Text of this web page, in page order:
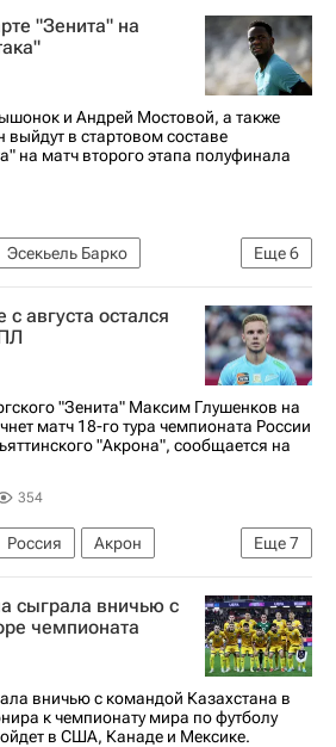
Самородов
Зенит
"Зенита" на
и Андрей Мостовой, а также
в стартовом составе
на матч второго этапа полуфинала
Еще6
Эсекьель Барко
Джон Дуран
Зенит
Андрей Мостовой
августа остался
"Зенита" Максим Глушенков на
матч 18-го тура чемпионата России
"Акрона", сообщается на
354
Еще7
Россия
Акрон
Александр Соболев
Акрон (Тольятти)
России по футболу)
сыграла вничью с
чемпионата
вничью с командой Казахстана в
к чемпионату мира по футболу
в США, Канаде и Мексике.